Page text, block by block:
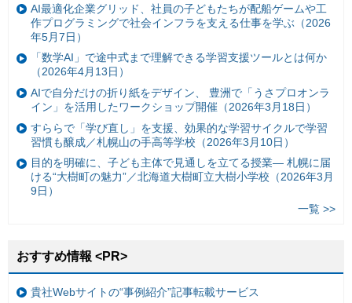
AI最適化企業グリッド、社員の子どもたちが配船ゲームや工
作プログラミングで社会インフラを支える仕事を学ぶ（2026
年5月7日）
「数学AI」で途中式まで理解できる学習支援ツールとは何か
（2026年4月13日）
AIで自分だけの折り紙をデザイン、 豊洲で「うさプロオンラ
イン」を活用したワークショップ開催（2026年3月18日）
すららで「学び直し」を支援、効果的な学習サイクルで学習
習慣も醸成／札幌山の手高等学校（2026年3月10日）
目的を明確に、子ども主体で見通しを立てる授業— 札幌に届
ける“大樹町の魅力”／北海道大樹町立大樹小学校（2026年3月
9日）
一覧 >>
おすすめ情報 <PR>
貴社Webサイトの“事例紹介”記事転載サービス